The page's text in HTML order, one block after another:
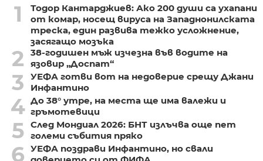
1
Тодор Кантарджиев: Ако 200 души са ухапани
от комар, носещ вируса на Западнонилската
треска, един развива тежко усложнение,
засягащо мозъка
2
38-годишен мъж изчезна във водите на
язовир „Доспат“
3
УЕФА готви вот на недоверие срещу Джани
Инфантино
4 До 38° утре, на места ще има валежи и
гръмотевици
5 След Мондиал 2026: БНТ излъчва още пет
големи събития пряко
6 УЕФА поздрави Инфантино, но свали